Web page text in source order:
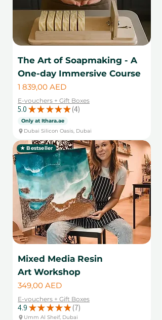
The Art of Soapmaking - A
One-day Immersive Course
Цена
1 839,00 AED
E-vouchers + Gift Boxes
5.0 ★ ★ ★ ★ ★ 4
4
Only at Ithara.ae
Dubai Silicon Oasis, Dubai
★ Bestseller
Mixed Media Resin
Art Workshop
Цена
349,00 AED
E-vouchers + Gift Boxes
4.9 ★ ★ ★ ★ ★ 7
7
Umm Al Sheif, Dubai